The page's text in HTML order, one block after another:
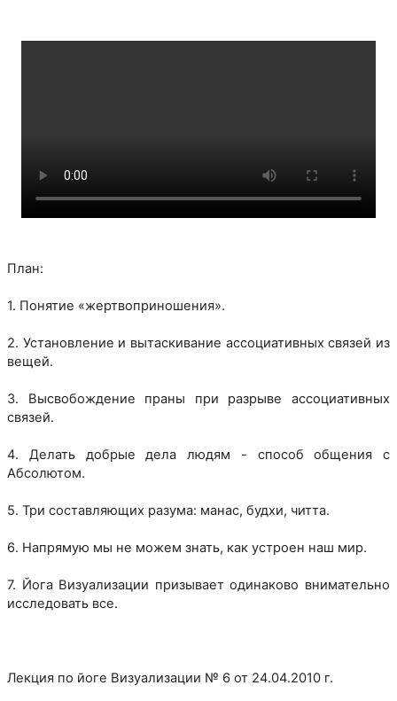
План:
1. Понятие «жертвоприношения».
2. Установление и вытаскивание ассоциативных связей из
вещей.
3. Высвобождение праны при разрыве ассоциативных
связей.
4. Делать добрые дела людям - способ общения с
Абсолютом.
5. Три составляющих разума: манас, будхи, читта.
6. Напрямую мы не можем знать, как устроен наш мир.
7. Йога Визуализации призывает одинаково внимательно
исследовать все.
Лекция по йоге Визуализации № 6 от 24.04.2010 г.